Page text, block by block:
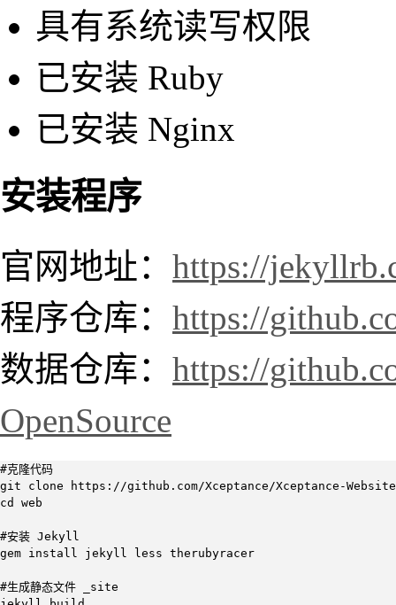
具有系统读写权限
已安装 Ruby
已安装 Nginx
安装程序
官网地址： https://
程序仓库： https://
数据仓库： https://
OpenSource
#克隆代码
git clone https://github.com/Xceptance/Xceptance-
cd web
#安装 Jekyll
gem install jekyll less therubyracer
#生成静态文件 _site